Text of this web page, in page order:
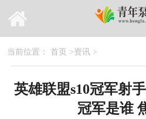
当前位置： 首页 >资讯>
英雄联盟s10冠军射
冠军是谁